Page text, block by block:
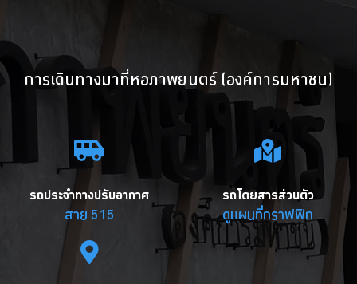
การเดินทางมาที่หอภาพยนตร์ (องค์การมหาชน)
รถประจำทางปรับอากาศ
สาย 515
รถโดยสารส่วนตัว
ดูแผนที่กราฟฟิก